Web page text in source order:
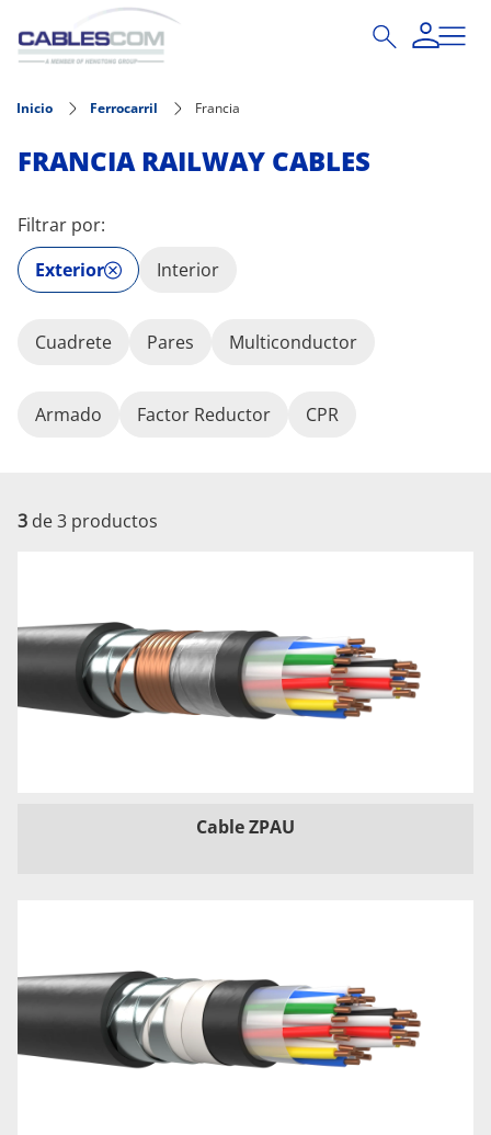
Pasar al contenido principal
Inicio Ferrocarril Francia
FRANCIA RAILWAY CABLES
Filtrar por:
Exterior
Interior
Cuadrete Pares Multiconductor
Armado Factor Reductor CPR
3 de 3 productos
Cable ZPAU